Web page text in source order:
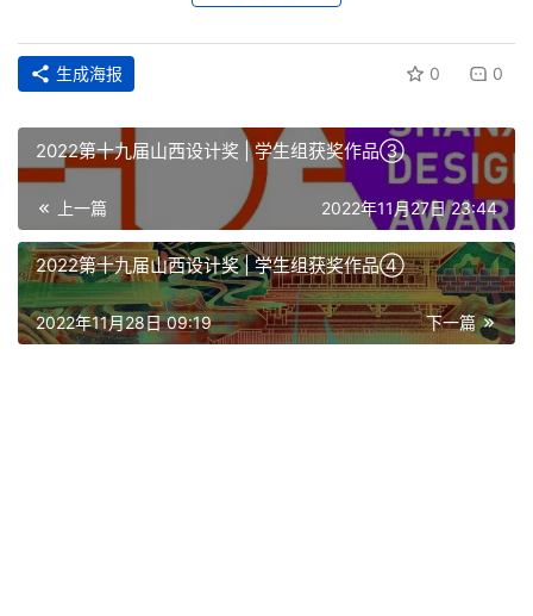
生成海报 0 0
2022第十九届山西设计奖 | 学生组获奖作品③
上一篇 2022年11月27日 23:44
2022第十九届山西设计奖 | 学生组获奖作品④
下一篇
2022年11月28日 09:19